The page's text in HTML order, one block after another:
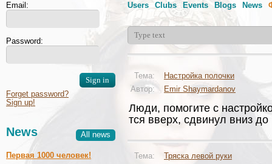
Email:
Password:
Forget password?
Sign up!
All news
News
Первая 1000 человек!
Users Clubs Events Blogs News
Тема:
Настройка полочки
Автор:
Emir Shaymardanov
Люди, помогите с
тся вверх, сдвинул вниз
Тема:
Тряска левой руки